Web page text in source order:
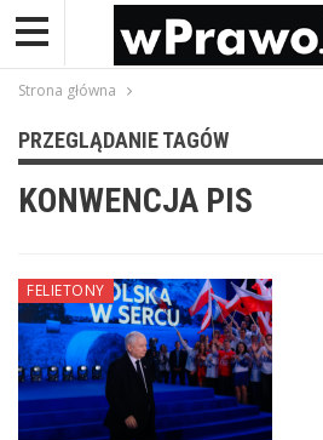
Strona główna
PRZEGLĄDANIE TAGÓW
KONWENCJA PIS
FELIETONY